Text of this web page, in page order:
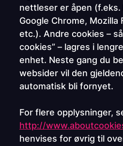
nettleser er åpen
Google Chrome, Mozilla
etc.). Andre cookies –
cookies” – lagres i
enhet. Neste gang du
websider vil den
automatisk bli fornyet.
For flere opplysninger,
http://
henvises for øvrig til